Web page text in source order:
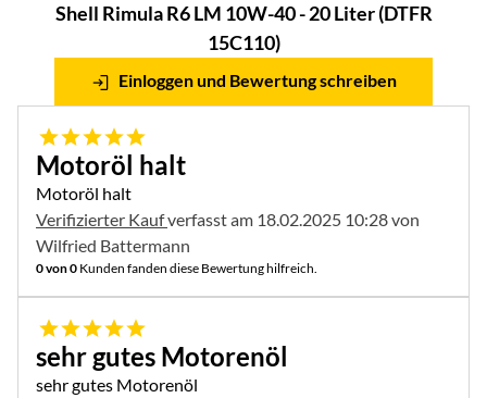
Shell Rimula R6 LM 10W-40 - 20 Liter (DTFR
15C110)
Einloggen und Bewertung schreiben
5 von 5
Motoröl halt
Motoröl halt
Verifizierter Kaufverfasst am 18.02.2025 10:28 von
Wilfried Battermann
0 von 0 Kunden fanden diese Bewertung hilfreich.
5 von 5
sehr gutes Motorenöl
sehr gutes Motorenöl